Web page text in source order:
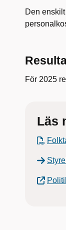
Den
För 2025
Läs